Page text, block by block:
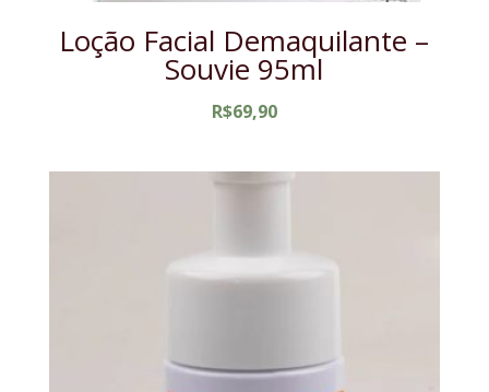
Loção Facial Demaquilante –
Souvie 95ml
R$69,90